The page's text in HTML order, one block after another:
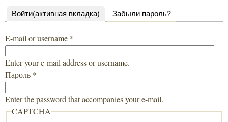
Войти(активная вкладка) Забыли пароль?
E-mail or username *
Enter your e-mail address or username.
Пароль *
Enter the password that accompanies your e-mail.
CAPTCHA